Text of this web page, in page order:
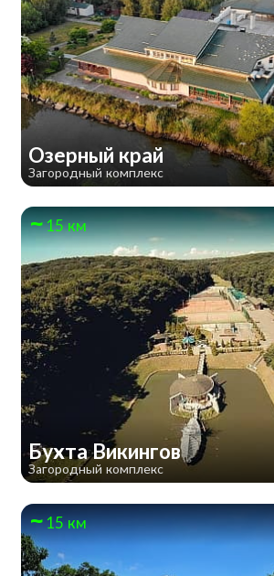
Озерный край
Загородный комплекс
15 км
Бухта Викингов
Загородный комплекс
15 км